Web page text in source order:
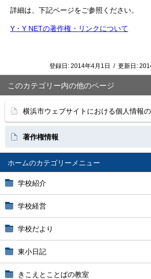
ホーム
学校紹介
学校経営
学校だより
東小日記
きこえとことばの教室
詳細は、下記ページをご参照ください。
Y・Y NETの著作権・リンクについて
登録日: 2014年4月1日 / 更新日:
このカテゴリー内の他のページ
横浜市ウェブサイトにおける個人情報
著作権情報